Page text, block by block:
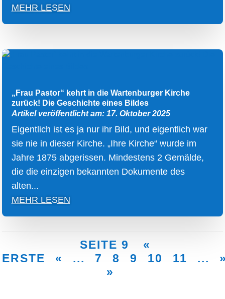
MEHR LESEN
„Frau Pastor“ kehrt in die Wartenburger Kirche
zurück! Die Geschichte eines Bildes
Artikel veröffentlicht am: 17. Oktober 2025
Eigentlich ist es ja nur ihr Bild, und eigentlich war
sie nie in dieser Kirche. „Ihre Kirche“ wurde im
Jahre 1875 abgerissen. Mindestens 2 Gemälde,
die die einzigen bekannten Dokumente des
alten...
MEHR LESEN
SEITE 9
«
ERSTE
« ... 7 8 9 10 11 ...
»